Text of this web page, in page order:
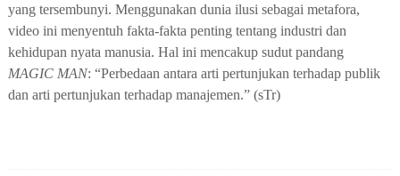
yang tersembunyi. Menggunakan dunia ilusi sebagai metafora,
video ini menyentuh fakta-fakta penting tentang industri dan
kehidupan nyata manusia. Hal ini mencakup sudut pandang
MAGIC MAN: “Perbedaan antara arti pertunjukan terhadap publik
dan arti pertunjukan terhadap manajemen.” (sTr)